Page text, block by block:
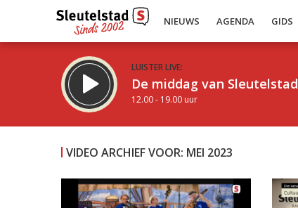
NIEUWS AGENDA GIDS
LUISTER LIVE:
De middag van Sleutelstad
12.00 - 19.00 uur
Inklappen
VIDEO ARCHIEF VOOR: MEI 2023